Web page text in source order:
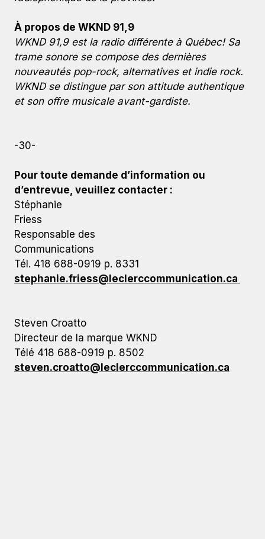
À propos de WKND 91,9
WKND 91,9 est la radio différente à Québec! Sa
trame sonore se compose des dernières
nouveautés pop-rock, alternatives et indie rock.
WKND se distingue par son attitude authentique
et son offre musicale avant-gardiste.
-30-
Pour toute demande d’information ou
d’entrevue, veuillez contacter :
Stéphanie
Friess
Responsable des
Communications
Tél. 418 688-0919 p. 8331
stephanie.friess@leclerccommunication.ca
Steven Croatto
Directeur de la marque WKND
Télé 418 688-0919 p. 8502
steven.croatto@leclerccommunication.ca